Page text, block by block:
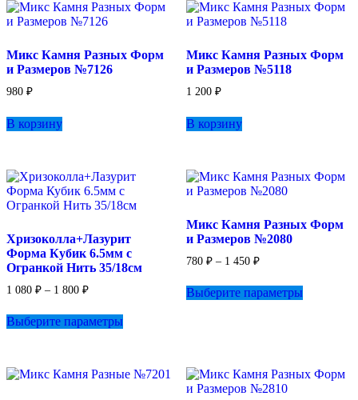
Опции
на
Микс Камня Разных Форм
и Размеров №7126
980 ₽
В корзину
Микс Камня Разных Форм
и Размеров №5118
1 200 ₽
В корзину
Хризоколла+Лазурит
Форма Кубик 6.5мм с
Огранкой Нить 35/18см
1 080 ₽ – 1 800 ₽Диапазон
1
080 ₽
800 ₽
Выберите параметры
Опции
Микс Камня Разных Форм
и Размеров №2080
780 ₽ – 1 450 ₽Диапазон
780 ₽
–
Выберите параметрытовар
выбрать